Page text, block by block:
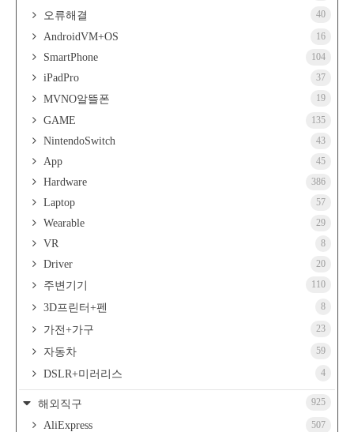
오류해결 40
AndroidVM+OS 16
SmartPhone 104
iPadPro 37
MVNO알뜰폰 19
GAME 135
NintendoSwitch 43
App 45
Hardware 386
Laptop 57
Wearable 29
VR 8
Driver 20
주변기기 110
3D프린터+펜 8
가전+가구 23
자동차 59
DSLR+미러리스 4
해외직구 925
AliExpress 507